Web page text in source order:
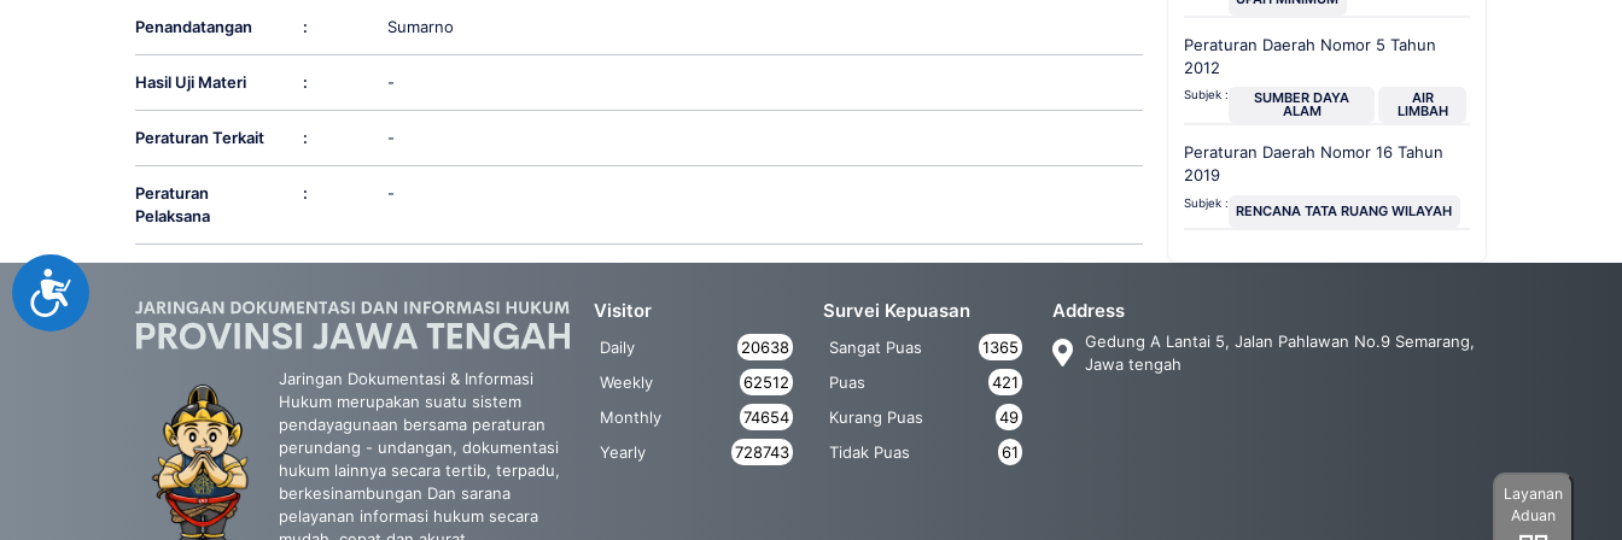
Accessibility
Penandatangan : Sumarno
Hasil Uji Materi : -
Peraturan Terkait : -
Peraturan
Pelaksana
: -
Peraturan Daerah Nomor 5 Tahun
2012
Subjek : SUMBER DAYA
ALAM
AIR
LIMBAH
Peraturan Daerah Nomor 16 Tahun
2019
Subjek : RENCANA TATA RUANG WILAYAH
Jaringan Dokumentasi & Informasi
Hukum merupakan suatu sistem
pendayagunaan bersama peraturan
perundang - undangan, dokumentasi
hukum lainnya secara tertib, terpadu,
berkesinambungan Dan sarana
pelayanan informasi hukum secara
Visitor
Daily
20638
Weekly
62512
Monthly
74654
Yearly
728743
Survei Kepuasan
Sangat Puas
1365
Puas
421
Kurang Puas
49
Tidak Puas
61
Address
Gedung A Lantai 5, Jalan Pahlawan No.9 Semarang,
Jawa tengah
Layanan
Aduan